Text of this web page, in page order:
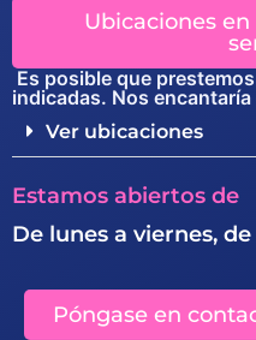
Ubicaciones
Es posible que
indicadas. Nos
Ver ubicaciones
Estamos abiertos de
De lunes a viernes, de
Póngase en